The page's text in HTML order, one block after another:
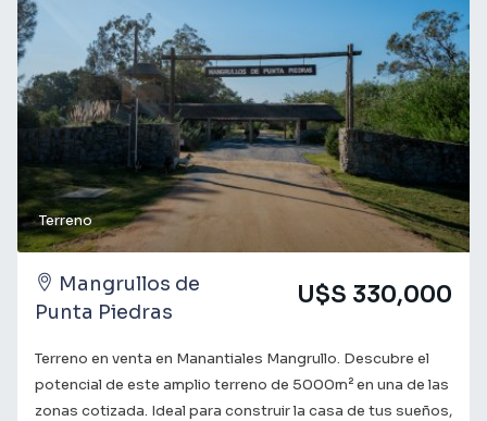
Terreno
Mangrullos de
Punta Piedras
U$S 330,000
Terreno en venta en Manantiales Mangrullo. Descubre el
potencial de este amplio terreno de 5000m² en una de las
zonas cotizada. Ideal para construir la casa de tus sueños,